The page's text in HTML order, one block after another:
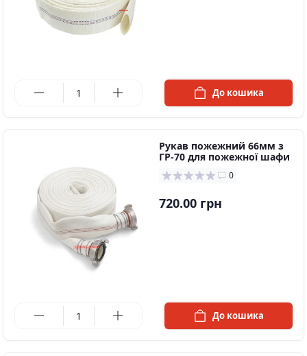
До кошика
Рукав пожежний 66мм з
ГР-70 для пожежної шафи
0
720.00 грн
До кошика